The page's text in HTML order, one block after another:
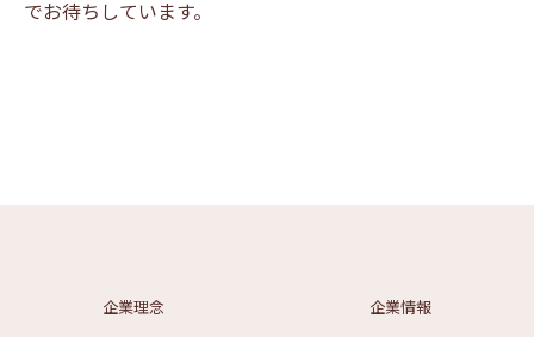
でお待ちしています。
企業理念 企業情報